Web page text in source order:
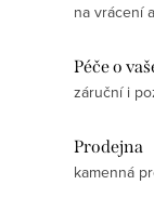
na vrácení
Péče o
záruční i
Prodejna
kamenná